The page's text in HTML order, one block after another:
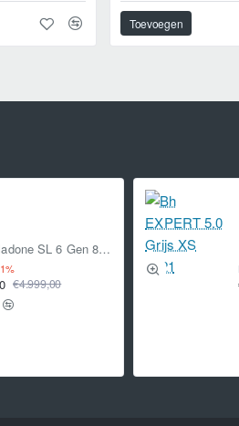
stiller en handiger gebruik,
levensduur als een
rijdt. Bekijk de pedalen-gids en
jouw rijstijl. We raden platte
veelzijdigheid.
Toevoegen
TREK Madone SL 6 Gen 8 CRIMSON L L 2025
€4.999,00